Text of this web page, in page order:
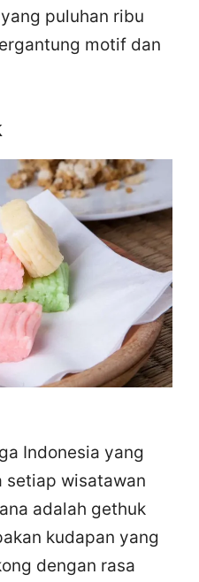
puluhan ribu
motif dan
Indonesia yang
setiap wisatawan
adalah gethuk
kudapan yang
dengan rasa